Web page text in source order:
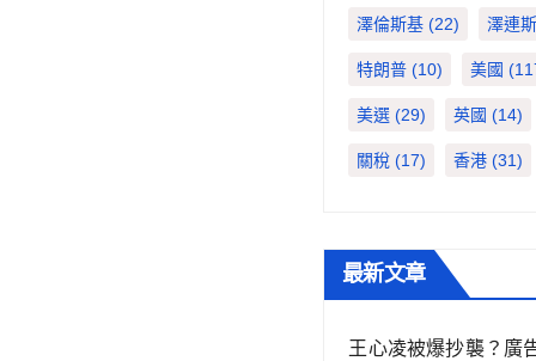
澤倫斯基 (22) 澤連
特朗普 (10) 美國
美選 (29) 英國 (14)
關稅 (17) 香港 (31)
最新文章
王心凌被爆抄襲？廣